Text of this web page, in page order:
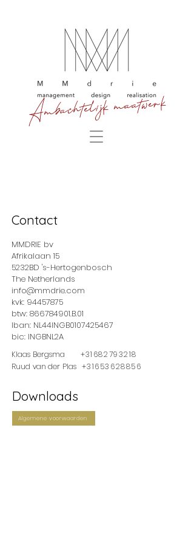
Ambachtelijk maatwerk
Contact
MMDRIE bv
Afrikalaan 15
5232BD 's-Hertogenbosch
The Netherlands
info@mmdrie.com
kvk: 94457875
btw: 866784901.B.01
Iban: NL44INGB0107425467
bic: INGBNL2A
Klaas Bergsma +31682793218
Ruud van der Plas+31653628856
Downloads
Algemene voorwaarden